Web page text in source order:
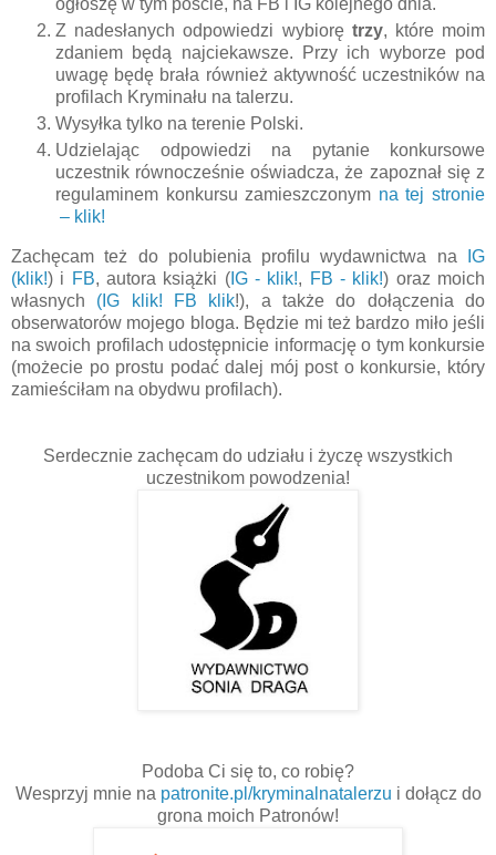
ogłoszę w tym poście, na FB i IG kolejnego dnia.
Z nadesłanych odpowiedzi wybiorę trzy, które moim
zdaniem będą najciekawsze. Przy ich wyborze pod
uwagę będę brała również aktywność uczestników na
profilach Kryminału na talerzu.
Wysyłka tylko na terenie Polski.
Udzielając odpowiedzi na pytanie konkursowe
uczestnik równocześnie oświadcza, że zapoznał się z
regulaminem konkursu zamieszczonym na tej stronie
– klik!
Zachęcam też do polubienia profilu wydawnictwa na
IG
(klik!) i FB, autora książki (IG - klik!, FB - klik!) oraz moich
własnych (IG klik! FB klik!), a także do dołączenia do
obserwatorów mojego bloga. Będzie mi też bardzo miło jeśli
na swoich profilach udostępnicie informację o tym konkursie
(możecie po prostu podać dalej mój post o konkursie, który
zamieściłam na obydwu profilach).
Serdecznie zachęcam do udziału i życzę wszystkich
uczestnikom powodzenia!
Podoba Ci się to, co robię?
Wesprzyj mnie na patronite.pl/kryminalnatalerzu i dołącz do
grona moich Patronów!